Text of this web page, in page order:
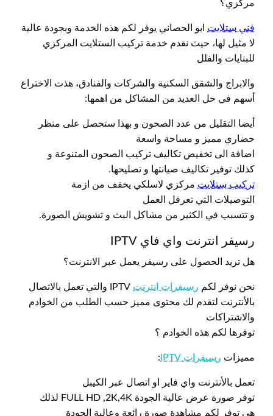
مركزي؟
فني ستلايت
ابو الحصاني يوفر لكم هذه الخدمة وبجودة عالية
لا مثيل لها، حيث نقدم خدمة تركيب الستلايت المركزي
للبنايات والفلل
والابراج والشقق السكنية والشركات والفنادق، هذت الاختراع
أسهم في حل العديد من المشاكل من اهمها:
أيضا التقليل من عدد الصحون و بهذا ستحصل على منظر
حضاري مميز و مساحة واسعة
اضافة الى تخفيض تكاليف تركيب الصحون المتنوعة و
كذلك توفير تكاليف صيانتها و تصليحها.
تركيب ستلايت مركزي لاسلكي يخفف من ازمة
التوصيلات التي تعرقل العمل
و تتسبب في الكثير من مشاكل البث و تشويش الصورة.
رسيفر انترنت واي فاي IPTV
هل تريد الحصول على رسيفر يعمل عبر الانترنت؟
نحن نوفر لكم رسيفرات انترنت
IPTV والتي تعمل بالاتصال
بالأنترنت لتقدم لك محتوى مميز حسب الطلب من الخوادم
والاشتراكات
توفرها لكم هذه الخوادم ؟
مميزات رسيفرات IPTV :
تعمل بالأنترنت واي فاير او اتصال عبر الكيبل
توفر صورة عرض عالية الجودة FULL HD ,2K,4K لذلك
هي توفر لكم مشاهدة صورة رائعة وعالية الجودة